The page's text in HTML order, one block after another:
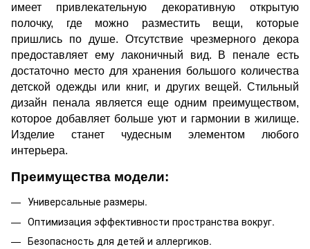
имеет привлекательную декоративную открытую
полочку, где можно разместить вещи, которые
пришлись по душе. Отсутствие чрезмерного декора
предоставляет ему лаконичный вид. В пенале есть
достаточно место для хранения большого количества
детской одежды или книг, и других вещей. Стильный
дизайн пенала является еще одним преимуществом,
которое добавляет больше уют и гармонии в жилище.
Изделие станет чудесным элементом любого
интерьера.
Преимущества модели:
Универсальные размеры.
Оптимизация эффективности пространства вокруг.
Безопасность для детей и аллергиков.